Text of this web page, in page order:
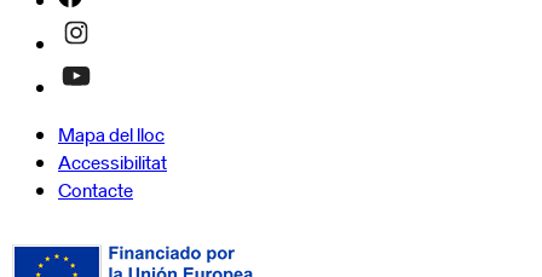
Mapa del lloc
Accessibilitat
Contacte